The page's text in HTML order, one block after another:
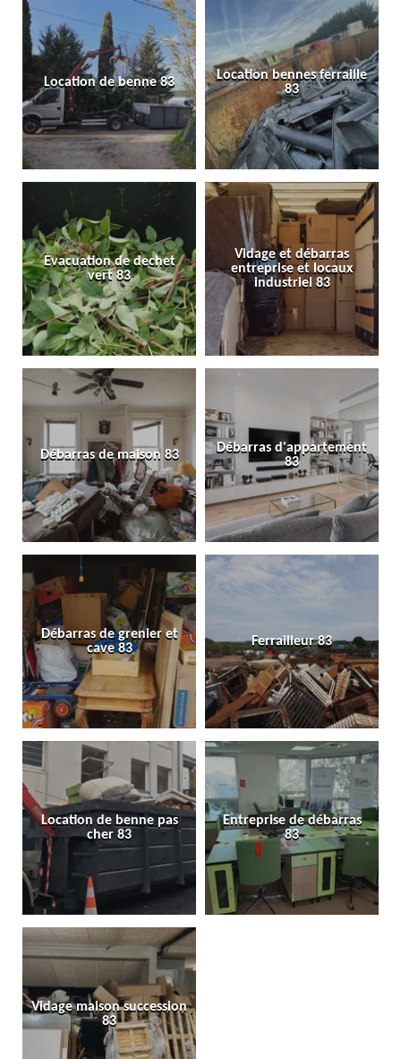
Location de benne 83
Location bennes ferraille
83
Evacuation de dechet
vert 83
Vidage et débarras
entreprise et locaux
industriel 83
Débarras de maison 83
Débarras d'appartement
83
Débarras de grenier et
cave 83
Ferrailleur 83
Location de benne pas
cher 83
Entreprise de débarras
83
Vidage maison succession
83